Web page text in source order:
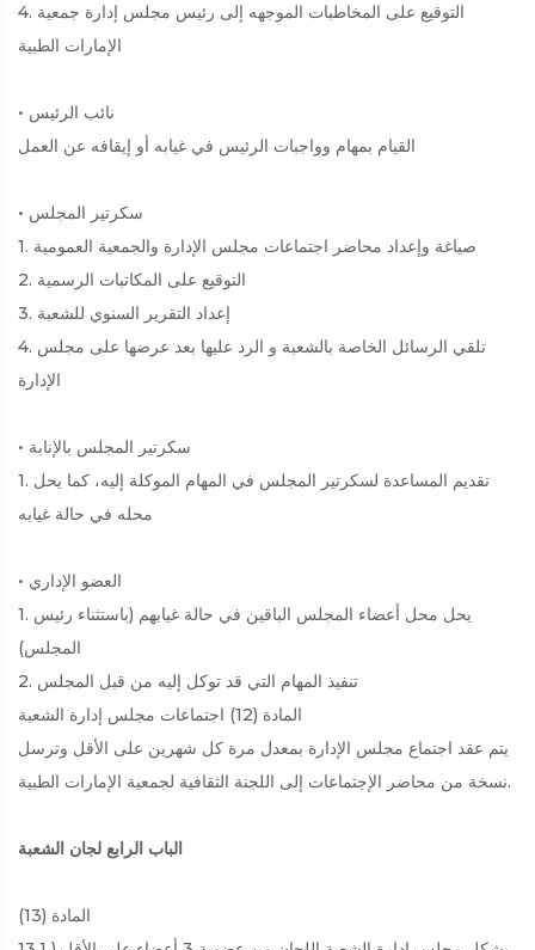
4. التوقيع على المخاطبات الموجهه إلى رئيس مجلس إدارة جمعية
الإمارات الطبية
• نائب الرئيس
القيام بمهام وواجبات الرئيس في غيابه أو إيقافه عن العمل
• سكرتير المجلس
1. صياغة وإعداد محاضر اجتماعات مجلس الإدارة والجمعية العمومية
2. التوقيع على المكاتبات الرسمية
3. إعداد التقرير السنوي للشعبة
4. تلقي الرسائل الخاصة بالشعبة و الرد عليها بعد عرضها على مجلس
الإدارة
• سكرتير المجلس بالإنابة
1. تقديم المساعدة لسكرتير المجلس في المهام الموكلة إليه، كما يحل
محله في حالة غيابه
• العضو الإداري
1. يحل محل أعضاء المجلس الباقين في حالة غيابهم (باستثناء رئيس
المجلس)
2. تنفيذ المهام التي قد توكل إليه من قبل المجلس
المادة (12) اجتماعات مجلس إدارة الشعبة
يتم عقد اجتماع مجلس الإدارة بمعدل مرة كل شهرين على الأقل وترسل
نسخة من محاضر الإجتماعات إلى اللجنة الثقافية لجمعية الإمارات الطبية.
الباب الرابع لجان الشعبة
المادة (13)